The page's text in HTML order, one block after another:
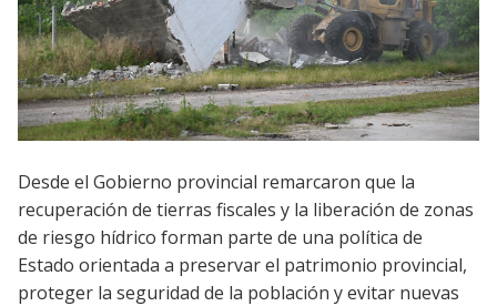
Desde el Gobierno provincial remarcaron que la
recuperación de tierras fiscales y la liberación de zonas
de riesgo hídrico forman parte de una política de
Estado orientada a preservar el patrimonio provincial,
proteger la seguridad de la población y evitar nuevas